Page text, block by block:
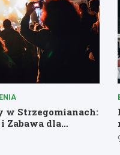
w Strzegomianach:
Zabawa dla